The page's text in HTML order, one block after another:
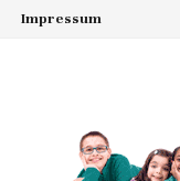
Impressum